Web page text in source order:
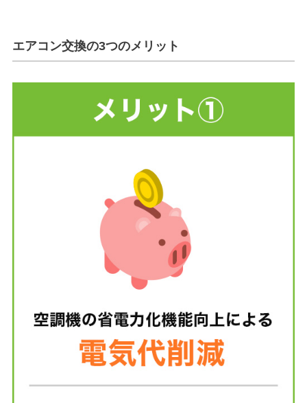
エアコン交換の3つのメリット